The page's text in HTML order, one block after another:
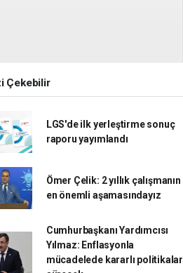
Çekebilir
LGS'de ilk yerleştirme sonuç
raporu yayımlandı
Ömer Çelik: 2 yıllık çalışmanın
en önemli aşamasındayız
Cumhurbaşkanı Yardımcısı
Yılmaz: Enflasyonla
mücadelede kararlı politikalar